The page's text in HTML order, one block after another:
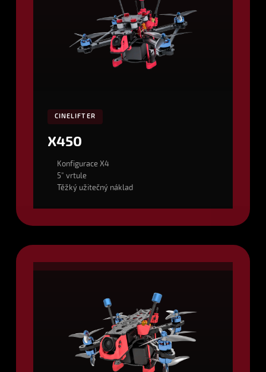
CINELIFTER
X450
Konfigurace X4
5" vrtule
Těžký užitečný náklad